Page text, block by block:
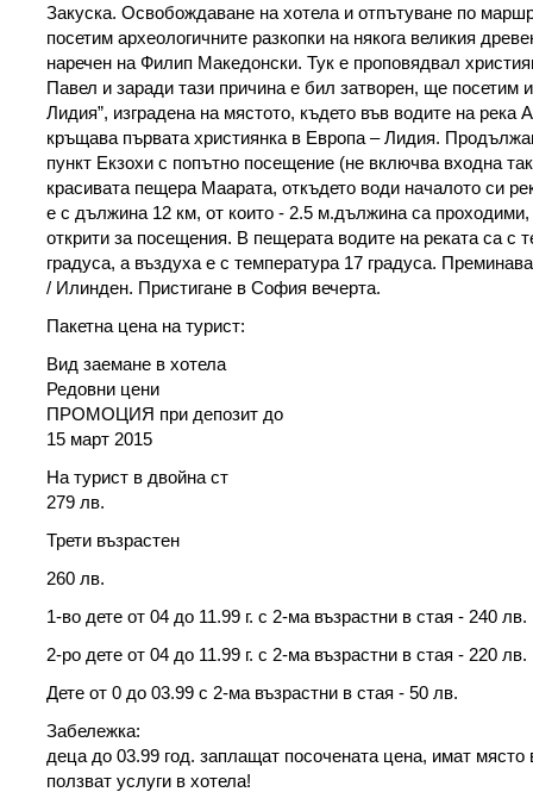
Закуска. Освобождаване на хотела и отпътуване по
посетим археологичните разкопки на някога великия
наречен на Филип Македонски. Тук е проповядвал
Павел и заради тази причина е бил затворен, ще посетим
Лидия”, изградена на мястото, където във водите на река
кръщава първата християнка в Европа – Лидия.
пункт Екзохи с попътно посещение (не включва входна
красивата пещера Маарата, откъдето води началото си
е с дължина 12 км, от които - 2.5 м.дължина са проходими,
открити за посещения. В пещерата водите на реката са с
градуса, а въздуха е с температура 17 градуса.
/ Илинден. Пристигане в София вечерта.
Пакетна цена на турист:
Вид заемане в хотела
Редовни цени
ПРОМОЦИЯ при депозит до
15 март 2015
На турист в двойна ст
279 лв.
Трети възрастен
260 лв.
1-во дете от 04 до 11.99 г. с 2-ма възрастни в стая - 240 лв.
2-ро дете от 04 до 11.99 г. с 2-ма възрастни в стая - 220 лв.
Дете от 0 до 03.99 с 2-ма възрастни в стая - 50 лв.
Забележка:
деца до 03.99 год. заплащат посочената цена, имат място
ползват услуги в хотела!